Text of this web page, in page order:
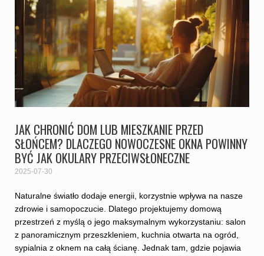
JAK CHRONIĆ DOM LUB MIESZKANIE PRZED
SŁOŃCEM? DLACZEGO NOWOCZESNE OKNA POWINNY
BYĆ JAK OKULARY PRZECIWSŁONECZNE
2025-07-30
Naturalne światło dodaje energii, korzystnie wpływa na nasze
zdrowie i samopoczucie. Dlatego projektujemy domową
przestrzeń z myślą o jego maksymalnym wykorzystaniu: salon
z panoramicznym przeszkleniem, kuchnia otwarta na ogród,
sypialnia z oknem na całą ścianę. Jednak tam, gdzie pojawia